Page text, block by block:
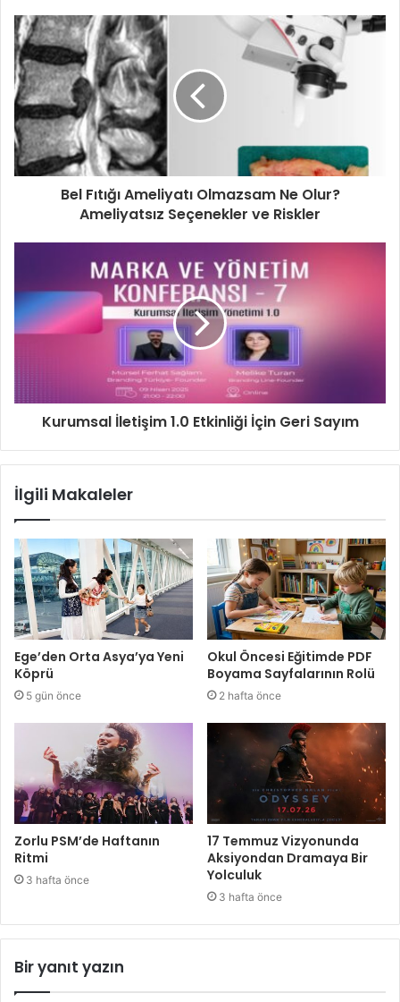
Bel Fıtığı Ameliyatı Olmazsam Ne Olur?
Ameliyatsız Seçenekler ve Riskler
Kurumsal İletişim 1.0 Etkinliği İçin Geri Sayım
İlgili Makaleler
Ege’den Orta Asya’ya Yeni
Köprü
5 gün önce
Okul Öncesi Eğitimde PDF
Boyama Sayfalarının Rolü
2 hafta önce
Zorlu PSM’de Haftanın
Ritmi
3 hafta önce
17 Temmuz Vizyonunda
Aksiyondan Dramaya Bir
Yolculuk
3 hafta önce
Bir yanıt yazın